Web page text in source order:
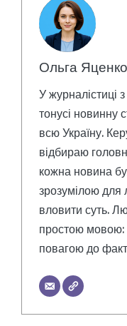
Ольга Яценко
У журналістиці
тонусі новинну
всю Україну.
відбираю
кожна новина
зрозумілою для
вловити суть.
простою мовою:
повагою до